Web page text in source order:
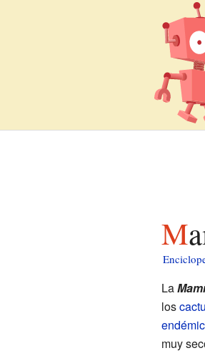
La
los
muy